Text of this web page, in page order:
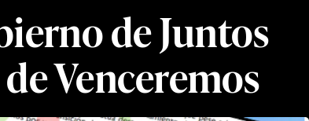
de Juntos
Venceremos